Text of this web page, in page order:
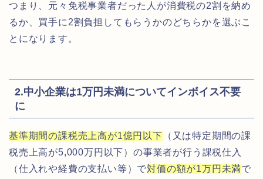
つまり、元々免税事業者だった人が消費税の2割を納め
るか、買手に2割負担してもらうかのどちらかを選ぶこ
とになります。
2.中小企業は1万円未満についてインボイス不要
に
基準期間の課税売上高が1億円以下 （又は特定期間の課
税売上高が5,000万円以下）の事業者が行う課税仕入
（仕入れや経費の支払い等）で対価の額が1万円未満で